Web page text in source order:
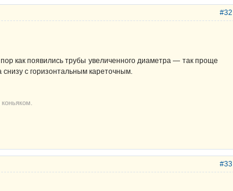
#32
как появились трубы увеличенного диаметра — так проще
с горизонтальным кареточным.
#33